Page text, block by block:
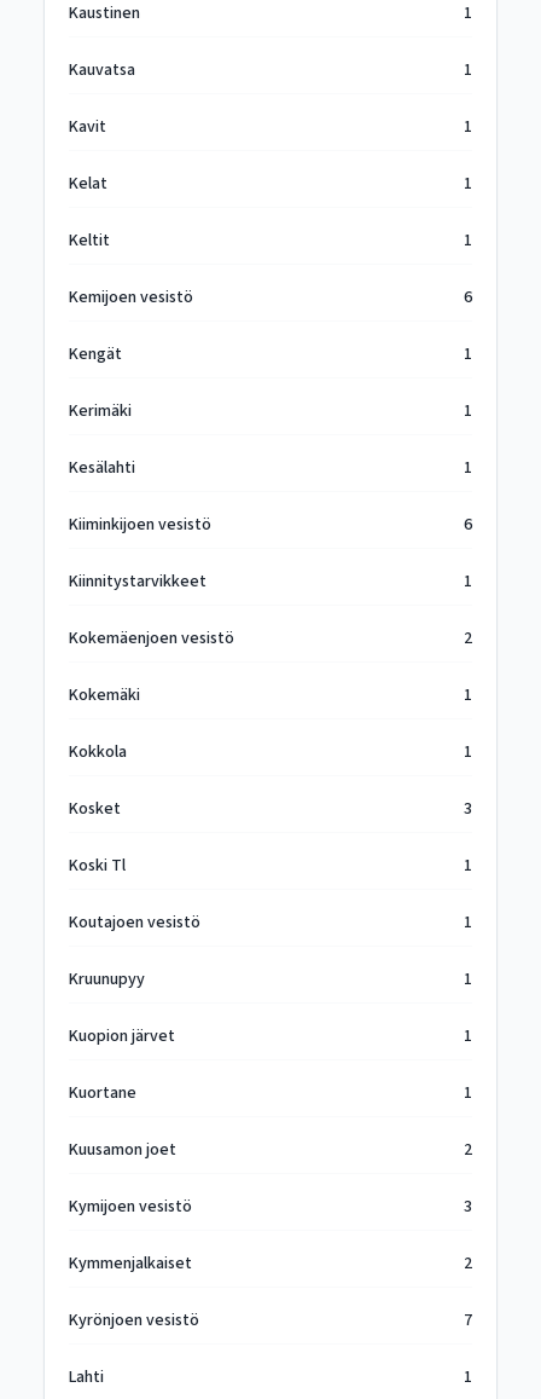
Kaustinen 1
Kauvatsa 1
Kavit 1
Kelat 1
Keltit 1
Kemijoen vesistö 6
Kengät 1
Kerimäki 1
Kesälahti 1
Kiiminkijoen vesistö 6
Kiinnitystarvikkeet 1
Kokemäenjoen vesistö 2
Kokemäki 1
Kokkola 1
Kosket 3
Koski Tl 1
Koutajoen vesistö 1
Kruunupyy 1
Kuopion järvet 1
Kuortane 1
Kuusamon joet 2
Kymijoen vesistö 3
Kymmenjalkaiset 2
Kyrönjoen vesistö 7
Lahti 1